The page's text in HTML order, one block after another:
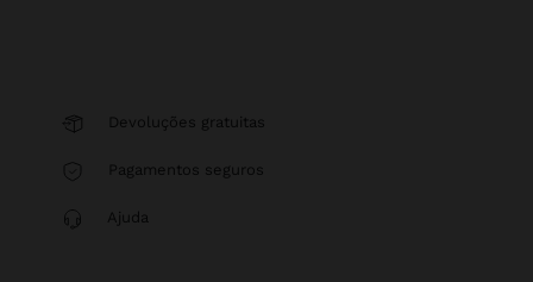
Devoluções gratuitas
Pagamentos seguros
Ajuda